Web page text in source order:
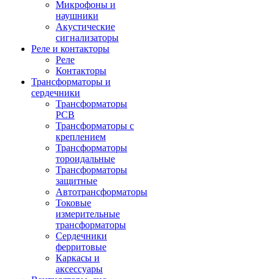
Микрофоны и
наушники
Акустические
сигнализаторы
Реле и контакторы
Реле
Контакторы
Трансформаторы и
сердечники
Трансформаторы
PCB
Трансформаторы с
креплением
Трансформаторы
тороидальные
Трансформаторы
защитные
Автотрансформаторы
Токовые
измерительные
трансформаторы
Сердечники
ферритовые
Каркасы и
аксессуары